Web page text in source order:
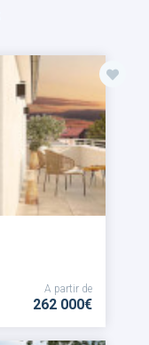
A partir de
262 000€